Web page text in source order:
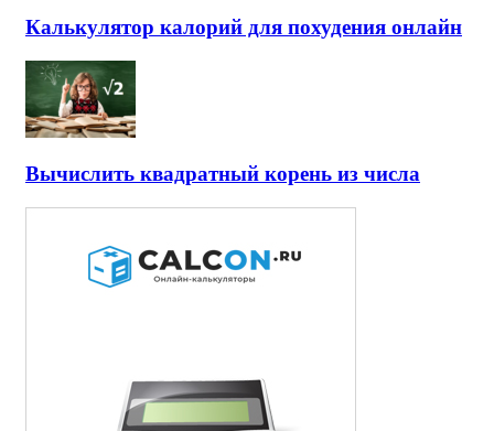
Калькулятор калорий для похудения онлайн
Вычислить квадратный корень из числа